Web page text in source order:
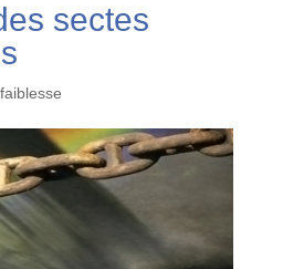
sectes